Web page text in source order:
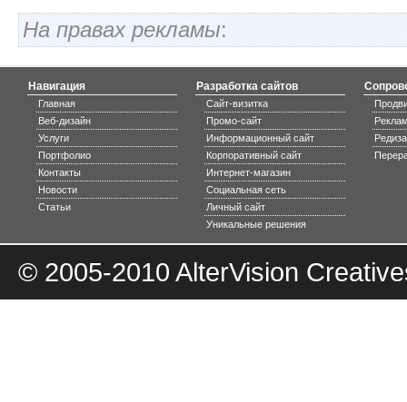
На правах рекламы:
Навигация
Главная
Веб-дизайн
Услуги
Портфолио
Контакты
Новости
Статьи
Разработка сайтов
Сайт-визитка
Промо-сайт
Информационный сайт
Корпоративный сайт
Интернет-магазин
Социальная сеть
Личный сайт
Уникальные решения
© 2005-2010 AlterVision